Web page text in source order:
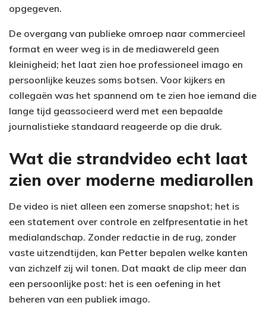
opgegeven.
De overgang van publieke omroep naar commercieel
format en weer weg is in de mediawereld geen
kleinigheid; het laat zien hoe professioneel imago en
persoonlijke keuzes soms botsen. Voor kijkers en
collegaën was het spannend om te zien hoe iemand die
lange tijd geassocieerd werd met een bepaalde
journalistieke standaard reageerde op die druk.
Wat die strandvideo echt laat
zien over moderne mediarollen
De video is niet alleen een zomerse snapshot; het is
een statement over controle en zelfpresentatie in het
medialandschap. Zonder redactie in de rug, zonder
vaste uitzendtijden, kan Petter bepalen welke kanten
van zichzelf zij wil tonen. Dat maakt de clip meer dan
een persoonlijke post: het is een oefening in het
beheren van een publiek imago.